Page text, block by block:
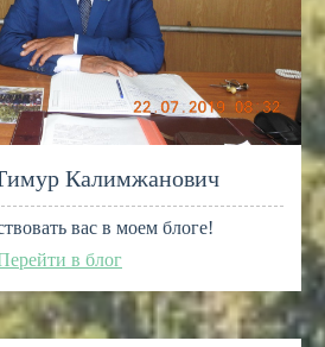
Калимжанович
вас в моем блоге!
в блог